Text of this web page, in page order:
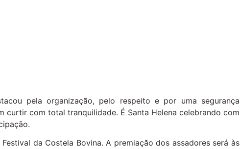
pela organização, pelo respeito e por uma segurança
curtir com total tranquilidade. É Santa Helena celebrando com
da Costela Bovina. A premiação dos assadores será às